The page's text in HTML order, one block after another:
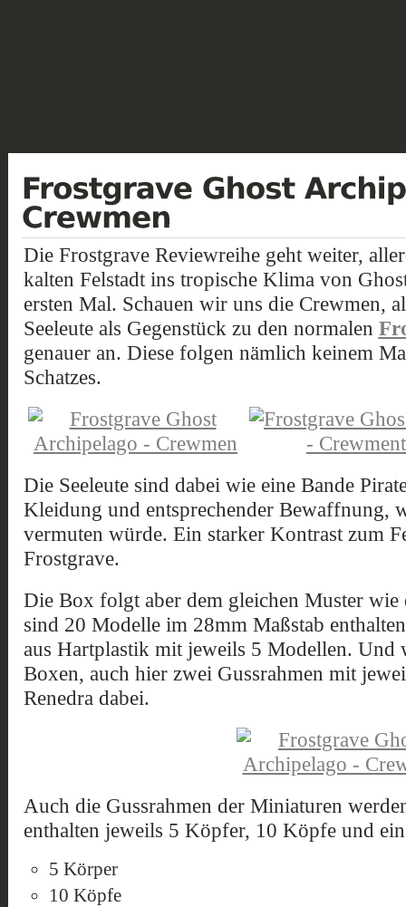
Die Frostgrave Reviewreihe geht weiter,
kalten Felstadt ins tropische Klima von
ersten Mal. Schauen wir uns die Crewmen,
Seeleute als Gegenstück zu den normalen
genauer an. Diese folgen nämlich keinem
Schatzes.
Die Seeleute sind dabei wie eine Bande
Kleidung und entsprechender Bewaffnung,
vermuten würde. Ein starker Kontrast zum
Frostgrave.
Die Box folgt aber dem gleichen Muster wie
sind 20 Modelle im 28mm Maßstab
aus Hartplastik mit jeweils 5 Modellen. Und
Boxen, auch hier zwei Gussrahmen mit
Renedra dabei.
Auch die Gussrahmen der Miniaturen
enthalten jeweils 5 Köpfer, 10 Köpfe und
5 Körper
10 Köpfe